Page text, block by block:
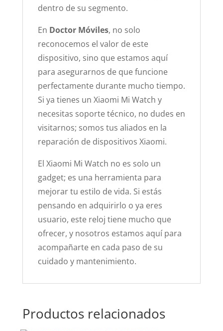
dentro de su segmento.
En Doctor Móviles, no solo
reconocemos el valor de este
dispositivo, sino que estamos aquí
para asegurarnos de que funcione
perfectamente durante mucho tiempo.
Si ya tienes un Xiaomi Mi Watch y
necesitas soporte técnico, no dudes en
visitarnos; somos tus aliados en la
reparación de dispositivos Xiaomi.
El Xiaomi Mi Watch no es solo un
gadget; es una herramienta para
mejorar tu estilo de vida. Si estás
pensando en adquirirlo o ya eres
usuario, este reloj tiene mucho que
ofrecer, y nosotros estamos aquí para
acompañarte en cada paso de su
cuidado y mantenimiento.
Productos relacionados